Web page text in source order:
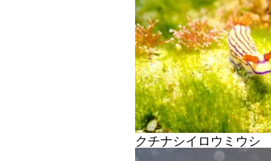
クチナシイロウミウシ